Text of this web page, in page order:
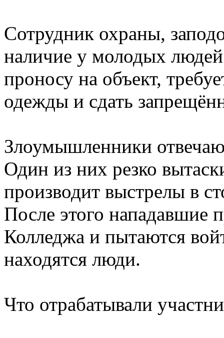
Сотрудник охраны,
наличие у молодых
проносу на объект,
одежды и сдать
Злоумышленники
Один из них резко
производит выстрелы в
После этого нападавшие
Колледжа и пытаются
находятся люди.
Что отрабатывали